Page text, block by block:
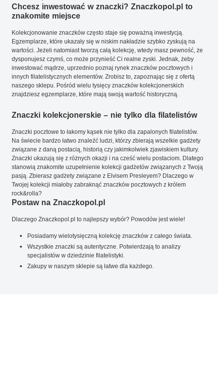
Chcesz inwestować w znaczki? Znaczkopol.pl to
znakomite miejsce
Kolekcjonowanie znaczków często staje się poważną inwestycją.
Egzemplarze, które ukazały się w niskim nakładzie szybko zyskują na
wartości. Jeżeli natomiast tworzą całą kolekcję, wtedy masz pewność, że
dysponujesz czymś, co może przynieść Ci realne zyski. Jednak, żeby
inwestować mądrze, uprzednio poznaj rynek znaczków pocztowych i
innych filatelistycznych elementów. Zrobisz to, zapoznając się z ofertą
naszego sklepu. Pośród wielu tysięcy znaczków kolekcjonerskich
znajdziesz egzemplarze, które mają swoją wartość historyczną.
Znaczki kolekcjonerskie – nie tylko dla filatelistów
Znaczki pocztowe to łakomy kąsek nie tylko dla zapalonych filatelistów.
Na świecie bardzo łatwo znaleźć ludzi, którzy zbierają wszelkie gadżety
związane z daną postacią, historią czy jakimkolwiek zjawiskiem kultury.
Znaczki ukazują się z różnych okazji i na cześć wielu postaciom. Dlatego
stanowią znakomite uzupełnienie kolekcji gadżetów związanych z Twoją
pasją. Zbierasz gadżety związane z Elvisem Presleyem? Dlaczego w
Twojej kolekcji miałoby zabraknąć znaczków pocztowych z królem
rock&rolla?
Postaw na Znaczkopol.pl
Dlaczego Znaczkopol.pl to najlepszy wybór? Powodów jest wiele!
Posiadamy wielotysięczną kolekcję znaczków z całego świata.
Wszystkie znaczki są autentyczne. Potwierdzają to analizy
specjalistów w dziedzinie filatelistyki.
Zakupy w naszym sklepie są łatwe dla każdego.